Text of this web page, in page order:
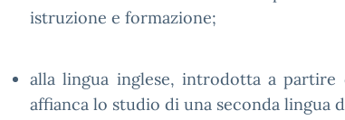
istruzione e formazione;
alla lingua inglese, introdotta a partire
affianca lo studio di una seconda lingua